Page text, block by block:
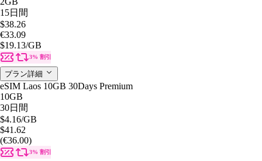
15日間
$38.26
€33.09
$19.13/GB
3% 割引
プラン詳細
eSIM Laos 10GB 30Days Premium
10GB
30日間
$4.16/GB
$41.62
(€36.00)
3% 割引